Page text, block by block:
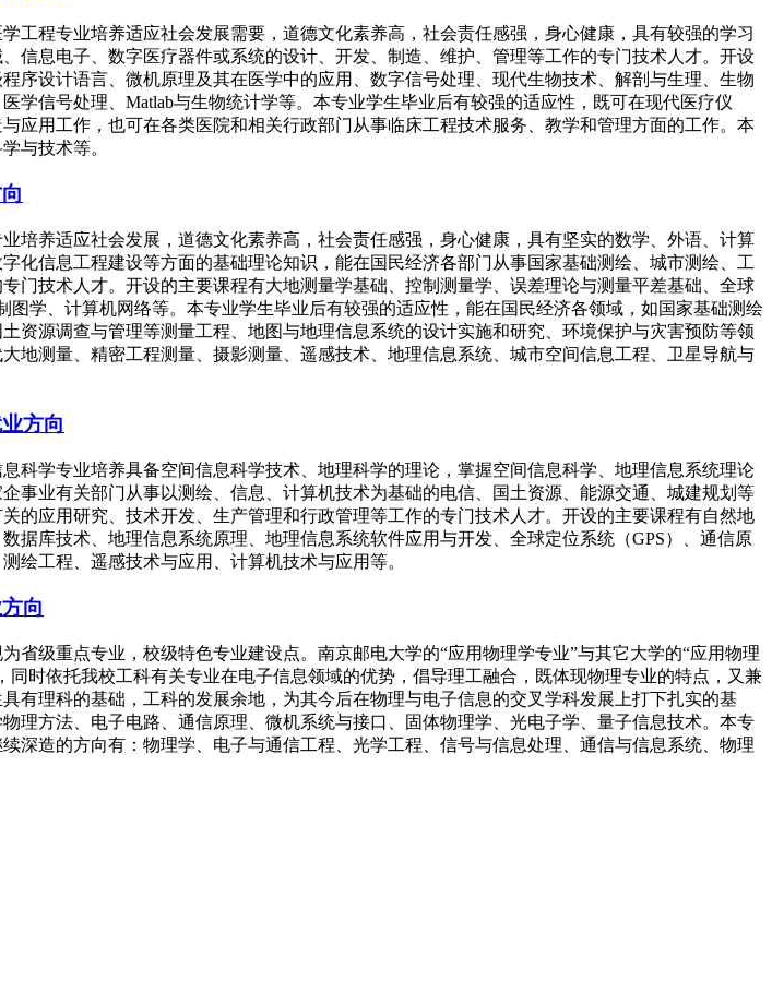
工程专业培养适应社会发展需要，道德文化素养高，社会责任感强，身心健康，具有较强的学习
信息电子、数字医疗器件或系统的设计、开发、制造、维护、管理等工作的专门技术人才。开设
序设计语言、微机原理及其在医学中的应用、数字信号处理、现代生物技术、解剖与生理、生物
学信号处理、Matlab与生物统计学等。本专业学生毕业后有较强的适应性，既可在现代医疗仪
应用工作，也可在各类医院和相关行政部门从事临床工程技术服务、教学和管理方面的工作。本
与技术等。
培养适应社会发展，道德文化素养高，社会责任感强，身心健康，具有坚实的数学、外语、计算
化信息工程建设等方面的基础理论知识，能在国民经济各部门从事国家基础测绘、城市测绘、工
门技术人才。开设的主要课程有大地测量学基础、控制测量学、误差理论与测量平差基础、全球
学、计算机网络等。本专业学生毕业后有较强的适应性，能在国民经济各领域，如国家基础测绘
资源调查与管理等测量工程、地图与地理信息系统的设计实施和研究、环境保护与灾害预防等领
地测量、精密工程测量、摄影测量、遥感技术、地理信息系统、城市空间信息工程、卫星导航与
方向
科学专业培养具备空间信息科学技术、地理科学的理论，掌握空间信息科学、地理信息系统理论
事业有关部门从事以测绘、信息、计算机技术为基础的电信、国土资源、能源交通、城建规划等
的应用研究、技术开发、生产管理和行政管理等工作的专门技术人才。开设的主要课程有自然地
库技术、地理信息系统原理、地理信息系统软件应用与开发、全球定位系统（GPS）、通信原
绘工程、遥感技术与应用、计算机技术与应用等。
向
省级重点专业，校级特色专业建设点。南京邮电大学的“应用物理学专业”与其它大学的“应用物理
时依托我校工科有关专业在电子信息领域的优势，倡导理工融合，既体现物理专业的特点，又兼
有理科的基础，工科的发展余地，为其今后在物理与电子信息的交叉学科发展上打下扎实的基
理方法、电子电路、通信原理、微机系统与接口、固体物理学、光电子学、量子信息技术。本专
深造的方向有：物理学、电子与通信工程、光学工程、信号与信息处理、通信与信息系统、物理